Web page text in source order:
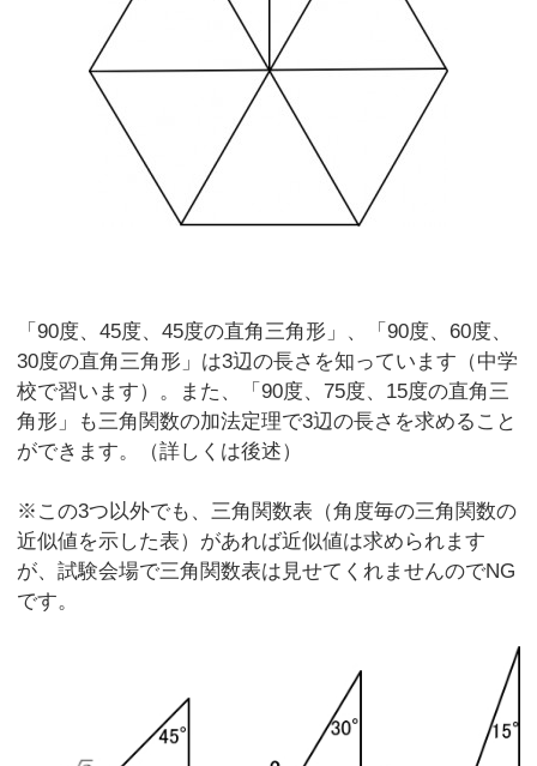
「90度、45度、45度の直角三角形」、「90度、60度、
30度の直角三角形」は3辺の長さを知っています（中学
校で習います）。また、「90度、75度、15度の直角三
角形」も三角関数の加法定理で3辺の長さを求めること
ができます。（詳しくは後述）
※この3つ以外でも、三角関数表（角度毎の三角関数の
近似値を示した表）があれば近似値は求められます
が、試験会場で三角関数表は見せてくれませんのでNG
です。